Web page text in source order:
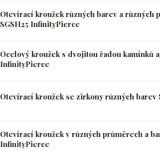
Otevírací kroužek různých barev a různých
SGSH25 InfinityPierce
Ocelový kroužek s dvojitou řadou kamínků
InfinityPierce
Otevírací kroužek se zirkony různých barev
Otevírací kroužek v různých průměrech a
InfinityPierce